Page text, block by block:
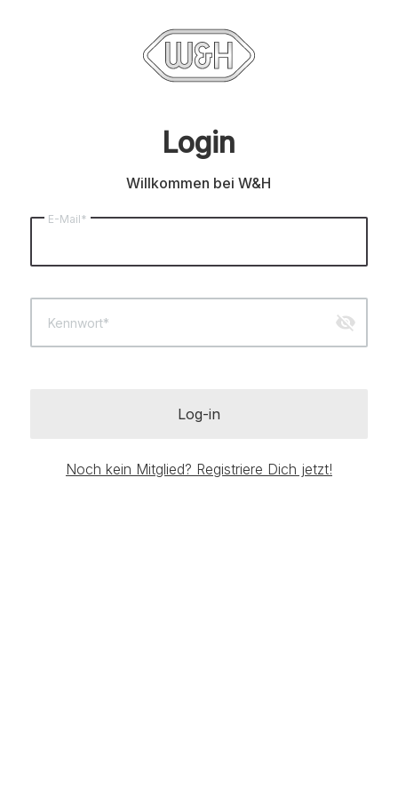
Login
Willkommen bei W&H
E-Mail*
Kennwort* visibility_off
Log-in
Noch kein Mitglied? Registriere Dich jetzt!